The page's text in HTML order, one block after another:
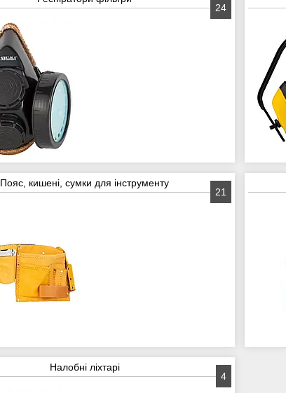
24
Пояс, кишені, сумки для інструменту
21
Налобні ліхтарі
4